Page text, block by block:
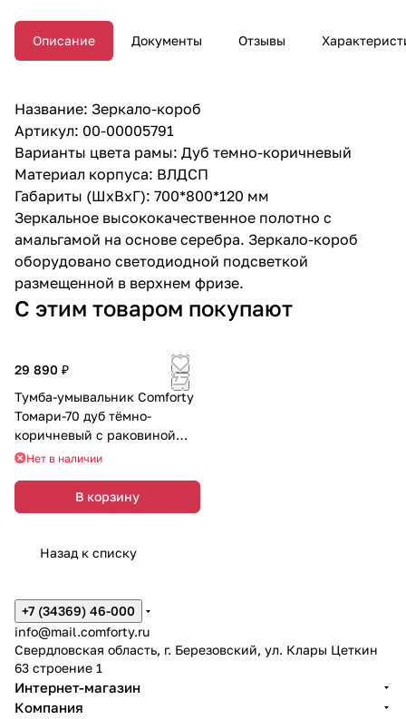
Описание Документы Отзывы
Название: Зеркало-короб
Артикул: 00-00005791
Варианты цвета рамы: Дуб темно-коричневый
Материал корпуса: ВЛДСП
Габариты (ШхВхГ): 700*800*120 мм
Зеркальное высококачественное полотно с
амальгамой на основе серебра. Зеркало-короб
оборудовано светодиодной подсветкой
размещенной в верхнем фризе.
С этим товаром покупают
29 890 ₽
Тумба-умывальник Comforty
Томари-70 дуб тёмно-
коричневый с раковиной
Como 70
Нет в наличии
В корзину
Назад к списку
+7 (34369) 46-000
info@mail.comforty.ru
Свердловская область, г. Березовский, ул. Клары Цеткин
63 строение 1
Интернет-магазин
Компания